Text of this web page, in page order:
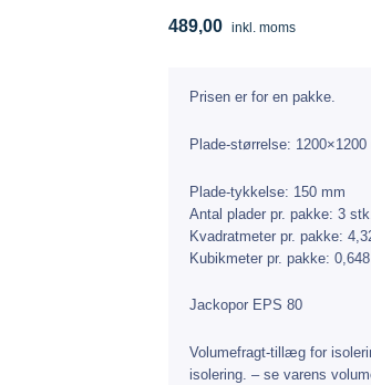
489,00 inkl. moms
Prisen er for en pakke.
Plade-størrelse: 1200×1200
Plade-tykkelse: 150 mm
Antal plader pr. pakke: 3 stk.
Kvadratmeter pr. pakke:
Kubikmeter pr. pakke:
Jackopor EPS 80
Volumefragt-tillæg for
isolering. – se varens